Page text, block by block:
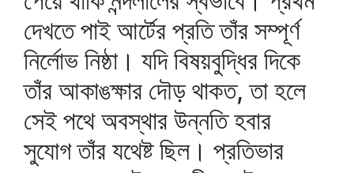
দেখতে পাই আর্টের প্রতি তাঁর সম্পূর্ণ
নির্লোভ নিষ্ঠা। যদি বিষয়বুদ্ধির দিকে
তাঁর আকাঙক্ষার দৌড় থাকত, তা হলে
সেই পথে অবস্থার উন্নতি হবার
সুযোগ তাঁর যথেষ্ট ছিল। প্রতিভার